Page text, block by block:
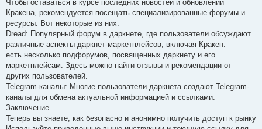
Чтобы оставаться в курсе последних новостей и обновлений
Кракена, рекомендуется посещать специализированные форумы и
ресурсы. Вот некоторые из них:
Dread: Популярный форум в даркнете, где пользователи обсуждают
различные аспекты даркнет-маркетплейсов, включая Кракен.
есть несколько подфорумов, посвященных даркнету и его
маркетплейсам. Здесь можно найти отзывы и рекомендации от
других пользователей.
Telegram-каналы: Многие пользователи даркнета создают Telegram-
каналы для обмена актуальной информацией и ссылками.
Заключение.
Теперь вы знаете, как безопасно и анонимно получить доступ к рынку